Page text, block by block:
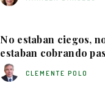
No estaban ciegos,
estaban cobrando
CLEMENTE POLO